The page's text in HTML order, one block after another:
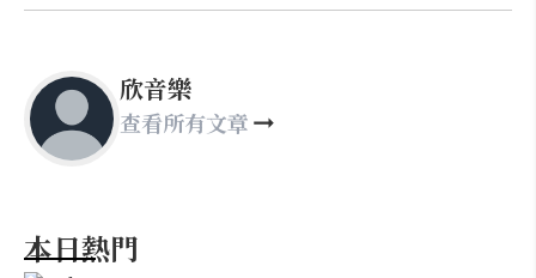
欣音樂
查看所有文章
本日熱門